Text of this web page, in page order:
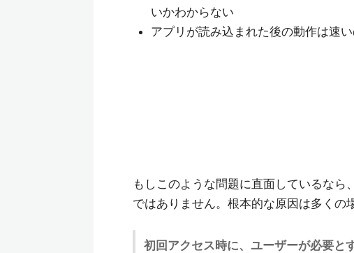
いかわからない
アプリが読み込まれた後の動作は速い
もしこのような問題に直面しているなら
ではありません。根本的な原因は多くの
初回アクセス時に、ユーザーが必要と